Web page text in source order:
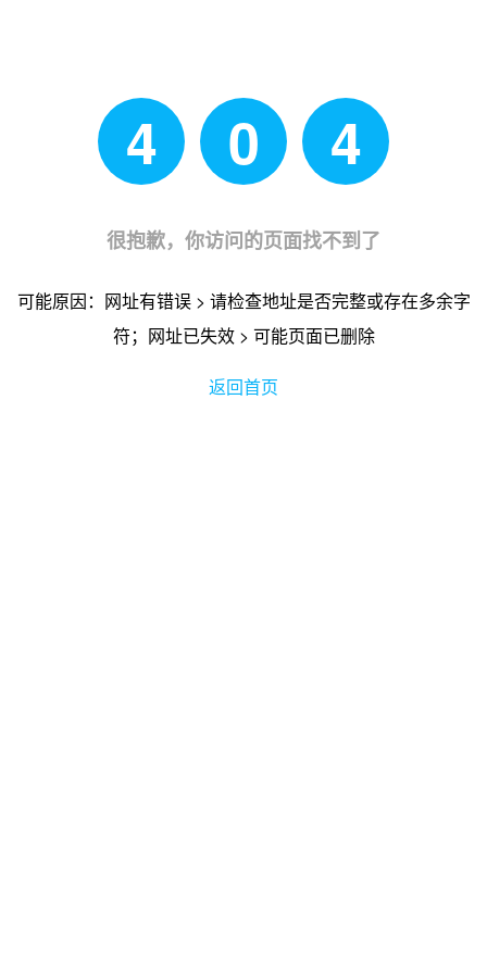
4 0 4
很抱歉，你访问的页面找不到了
可能原因：网址有错误 > 请检查地址是否完整或存在多余字
符；网址已失效 > 可能页面已删除
返回首页